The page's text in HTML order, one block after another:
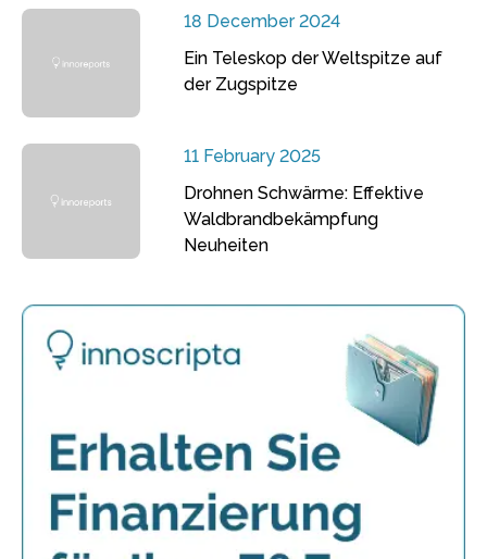
18 December 2024
Ein Teleskop der Weltspitze auf
der Zugspitze
11 February 2025
Drohnen Schwärme: Effektive
Waldbrandbekämpfung
Neuheiten